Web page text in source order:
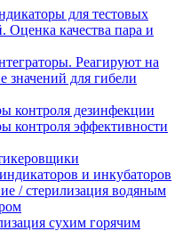
для тестовых
Оценка качества пара и
Реагируют на
значений для гибели
контроля дезинфекции
контроля эффективности
и инкубаторов
/ стерилизация водяным
сухим горячим